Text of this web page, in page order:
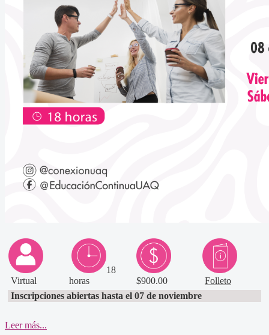
Virtual
18
horas
$900.00
Folleto
Inscripciones abiertas hasta el 07 de noviembre
Leer más...